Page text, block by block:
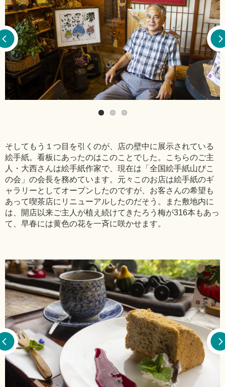
そしてもう１つ目を引くのが、店の壁中に展示されている
絵手紙。看板にあったのはこのことでした。こちらのご主
人・大西さんは絵手紙作家で、現在は「全国絵手紙山びこ
の会」の会長を務めています。元々このお店は絵手紙のギ
ャラリーとしてオープンしたのですが、お客さんの希望も
あって喫茶店にリニューアルしたのだそう。また敷地内に
は、開店以来ご主人が植え続けてきたろう梅が316本もあっ
て、早春には黄色の花を一斉に咲かせます。